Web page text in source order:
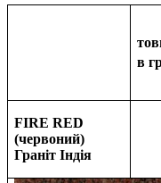
в
FIRE RED
(червоний)
Граніт Індія